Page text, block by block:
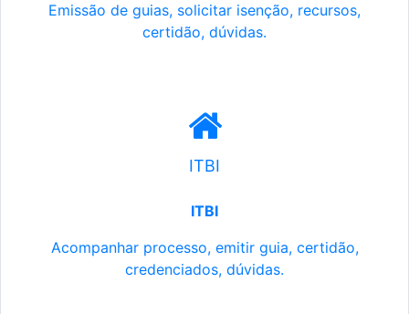
Emissão de guias, solicitar isenção, recursos,
certidão, dúvidas.
ITBI
ITBI
Acompanhar processo, emitir guia, certidão,
credenciados, dúvidas.